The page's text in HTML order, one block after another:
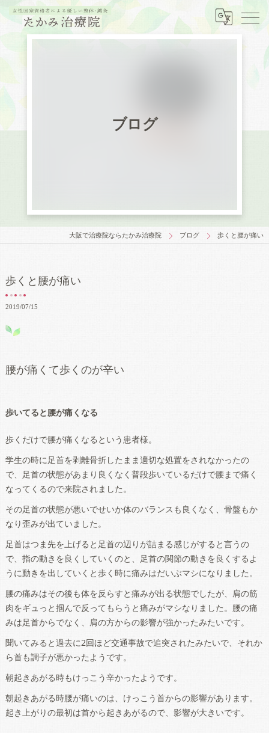
ブログ
大阪で治療院ならたかみ治療院 ブログ 歩くと腰が痛い
歩くと腰が痛い
2019/07/15
歩いてると腰が痛くなる
腰が痛くて歩くのが辛い
歩くだけで腰が痛くなるという患者様。
学生の時に足首を剥離骨折したまま適切な処置をされなかったの
で、足首の状態があまり良くなく普段歩いているだけで腰まで痛く
なってくるので来院されました。
その足首の状態が悪いでせいか体のバランスも良くなく、骨盤もか
なり歪みが出ていました。
足首はつま先を上げると足首の辺りが詰まる感じがすると言うの
で、指の動きを良くしていくのと、足首の関節の動きを良くするよ
うに動きを出していくと歩く時に痛みはだいぶマシになりました。
腰の痛みはその後も体を反らすと痛みが出る状態でしたが、肩の筋
肉をギュっと掴んで反ってもらうと痛みがマシなりました。腰の痛
みは足首からでなく、肩の方からの影響が強かったみたいです。
聞いてみると過去に2回ほど交通事故で追突されたみたいで、それか
ら首も調子が悪かったようです。
朝起きあがる時もけっこう辛かったようです。
朝起きあがる時腰が痛いのは、けっこう首からの影響があります。
起き上がりの最初は首から起きあがるので、影響が大きいです。